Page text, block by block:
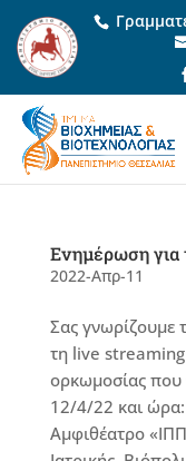
Ενημέρωση για
2022-Απρ-11
Σας γνωρίζουμε
τη live streaming
ορκωμοσίας που
12/4/22 και ώρα:
Αμφιθέατρο